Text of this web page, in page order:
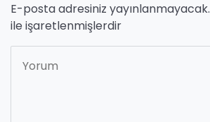
E-posta adresiniz yayınlanmayacak.
ile işaretlenmişlerdir